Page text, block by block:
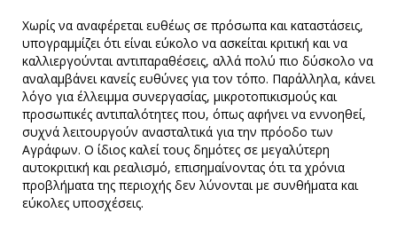
Χωρίς να αναφέρεται ευθέως σε πρόσωπα και καταστάσεις,
υπογραμμίζει ότι είναι εύκολο να ασκείται κριτική και να
καλλιεργούνται αντιπαραθέσεις, αλλά πολύ πιο δύσκολο να
αναλαμβάνει κανείς ευθύνες για τον τόπο. Παράλληλα, κάνει
λόγο για έλλειμμα συνεργασίας, μικροτοπικισμούς και
προσωπικές αντιπαλότητες που, όπως αφήνει να εννοηθεί,
συχνά λειτουργούν ανασταλτικά για την πρόοδο των
Αγράφων. Ο ίδιος καλεί τους δημότες σε μεγαλύτερη
αυτοκριτική και ρεαλισμό, επισημαίνοντας ότι τα χρόνια
προβλήματα της περιοχής δεν λύνονται με συνθήματα και
εύκολες υποσχέσεις.